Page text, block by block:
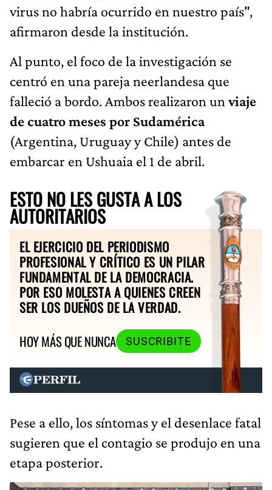
virus no habría ocurrido en nuestro país",
afirmaron desde la institución.
Al punto, el foco de la investigación se
centró en una pareja neerlandesa que
falleció a bordo. Ambos realizaron unviaje
de cuatro meses por Sudamérica
(Argentina, Uruguay y Chile) antes de
embarcar en Ushuaia el 1 de abril.
ESTO NO LES GUSTA A LOS
AUTORITARIOS
EL EJERCICIO DEL PERIODISMO
PROFESIONAL Y CRÍTICO ES UN PILAR
FUNDAMENTAL DE LA DEMOCRACIA.
POR ESO MOLESTA A QUIENES CREEN
SER LOS DUEÑOS DE LA VERDAD.
HOY MÁS QUE NUNCA
SUSCRIBITE
Pese a ello, los síntomas y el desenlace fatal
sugieren que el contagio se produjo en una
etapa posterior.